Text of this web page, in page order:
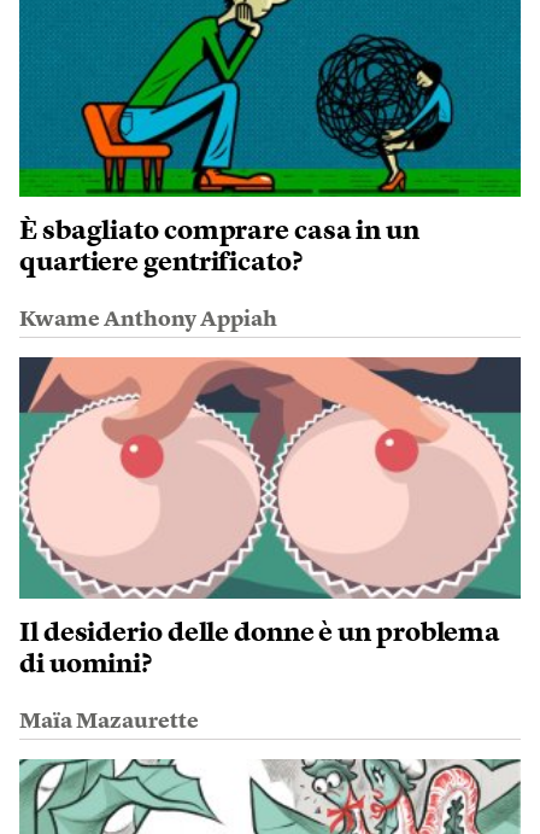
È sbagliato comprare casa in un
quartiere gentrificato?
Kwame Anthony Appiah
Il desiderio delle donne è un problema
di uomini?
Maïa Mazaurette